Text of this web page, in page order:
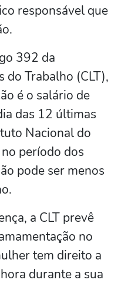
responsável que
392 da
do Trabalho (CLT),
é o salário de
das 12 últimas
Nacional do
período dos
pode ser menos
a CLT prevê
no
tem direito a
durante a sua